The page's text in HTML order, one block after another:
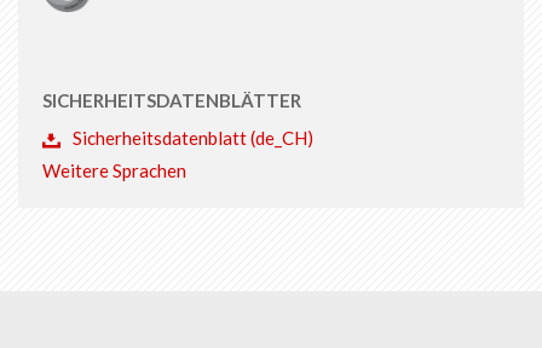
SICHERHEITSDATENBLÄTTER
Sicherheitsdatenblatt (de_CH)
Weitere Sprachen